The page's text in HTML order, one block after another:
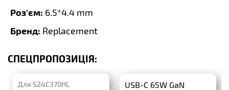
Роз'єм: 6.5*4.4 mm
Бренд: Replacement
СПЕЦПРОПОЗИЦІЯ:
Для S24C370HL
USB-C 65W GaN